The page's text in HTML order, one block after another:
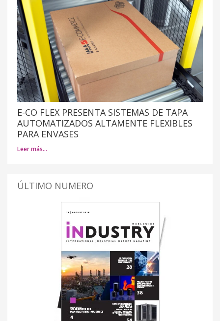
E-CO FLEX PRESENTA SISTEMAS DE TAPA
AUTOMATIZADOS ALTAMENTE FLEXIBLES
PARA ENVASES
Leer más…
ÚLTIMO NUMERO